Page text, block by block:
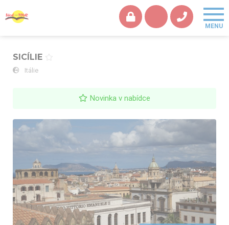
SICÍLIE
Itálie
Novinka v nabídce
SICÍLIE - Palermo